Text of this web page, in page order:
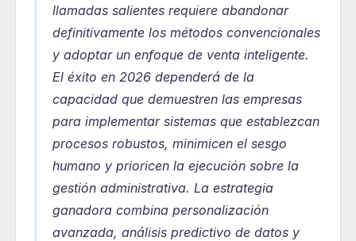
llamadas salientes requiere abandonar
definitivamente los métodos convencionales
y adoptar un enfoque de venta inteligente.
El éxito en 2026 dependerá de la
capacidad que demuestren las empresas
para implementar sistemas que establezcan
procesos robustos, minimicen el sesgo
humano y prioricen la ejecución sobre la
gestión administrativa. La estrategia
ganadora combina personalización
avanzada, análisis predictivo de datos y